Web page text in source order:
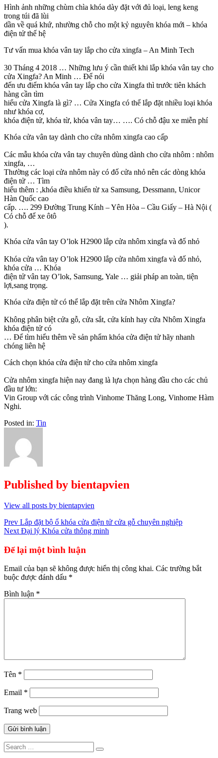
Hình ảnh những chùm chìa khóa dày đặt với đủ loại, leng keng
trong túi đã lùi
dần về quá khứ, nhường chỗ cho một kỷ nguyên khóa mới – khóa
điện tử thế hệ
Tư vấn mua khóa vân tay lắp cho cửa xingfa – An Minh Tech
30 Tháng 4 2018 … Những lưu ý cần thiết khi lắp khóa vân tay cho
cửa Xingfa? An Minh … Để nói
đến ưu điểm khóa vân tay lắp cho cửa Xingfa thì trước tiên khách
hàng cần tìm
hiểu cửa Xingfa là gì? … Cửa Xingfa có thể lắp đặt nhiều loại khóa
như khóa cơ,
khóa điện tử, khóa từ, khóa vân tay… …. Có chỗ đậu xe miễn phí
Khóa cửa vân tay dành cho cửa nhôm xingfa cao cấp
Các mẫu khóa cửa vân tay chuyên dùng dành cho cửa nhôm : nhôm
xingfa, …
Thường các loại cửa nhôm này có đố cửa nhỏ nên các dòng khóa
điện tử … Tìm
hiểu thêm : ,khóa điều khiển từ xa Samsung, Dessmann, Unicor
Hàn Quốc cao
cấp. …. 299 Đường Trung Kính – Yên Hòa – Cầu Giấy – Hà Nội (
Có chỗ để xe ôtô
).
Khóa cửa vân tay O’lok H2900 lắp cửa nhôm xingfa và đố nhỏ
Khóa cửa vân tay O’lok H2900 lắp cửa nhôm xingfa và đố nhỏ,
khóa cửa … Khóa
điện tử vân tay O’lok, Samsung, Yale … giải pháp an toàn, tiện
lợi,sang trọng.
Khóa cửa điện tử có thể lắp đặt trên cửa Nhôm Xingfa?
Không phân biệt cửa gỗ, cửa sắt, cửa kính hay cửa Nhôm Xingfa
khóa điện tử có
… Để tìm hiểu thêm về sản phẩm khóa cửa điện tử hãy nhanh
chóng liên hệ
Cách chọn khóa cửa điện tử cho cửa nhôm xingfa
Cửa nhôm xingfa hiện nay đang là lựa chọn hàng đầu cho các chủ
đầu tư lớn:
Vin Group với các công trình Vinhome Thăng Long, Vinhome Hàm
Nghi.
Posted in: Tin
Published by bientapvien
View all posts by bientapvien
Điều
hướng
bài
viết
Prev Lắp đặt bộ ổ khóa cửa điện tử cửa gỗ chuyên nghiệp
Next Đại lý Khóa cửa thông minh
Để lại một bình luận
Email của bạn sẽ không được hiển thị công khai. Các trường bắt
buộc được đánh dấu *
Bình luận *
Tên *
Email *
Trang web
Search
for:
Search